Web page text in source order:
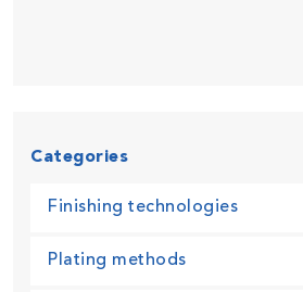
Categories
Finishing technologies
Plating methods